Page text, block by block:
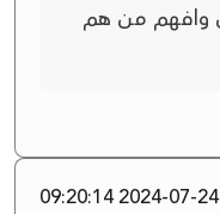
وافهم من هم
2024-07-24 09:20:14